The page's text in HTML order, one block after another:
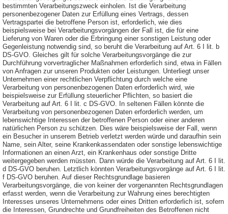
bestimmten Verarbeitungszweck einholen. Ist die Verarbeitung
personenbezogener Daten zur Erfüllung eines Vertrags, dessen
Vertragspartei die betroffene Person ist, erforderlich, wie dies
beispielsweise bei Verarbeitungsvorgängen der Fall ist, die für eine
Lieferung von Waren oder die Erbringung einer sonstigen Leistung oder
Gegenleistung notwendig sind, so beruht die Verarbeitung auf Art. 6 I lit. b
DS-GVO. Gleiches gilt für solche Verarbeitungsvorgänge die zur
Durchführung vorvertraglicher Maßnahmen erforderlich sind, etwa in Fällen
von Anfragen zur unseren Produkten oder Leistungen. Unterliegt unser
Unternehmen einer rechtlichen Verpflichtung durch welche eine
Verarbeitung von personenbezogenen Daten erforderlich wird, wie
beispielsweise zur Erfüllung steuerlicher Pflichten, so basiert die
Verarbeitung auf Art. 6 I lit. c DS-GVO. In seltenen Fällen könnte die
Verarbeitung von personenbezogenen Daten erforderlich werden, um
lebenswichtige Interessen der betroffenen Person oder einer anderen
natürlichen Person zu schützen. Dies wäre beispielsweise der Fall, wenn
ein Besucher in unserem Betrieb verletzt werden würde und daraufhin sein
Name, sein Alter, seine Krankenkassendaten oder sonstige lebenswichtige
Informationen an einen Arzt, ein Krankenhaus oder sonstige Dritte
weitergegeben werden müssten. Dann würde die Verarbeitung auf Art. 6 I lit.
d DS-GVO beruhen. Letztlich könnten Verarbeitungsvorgänge auf Art. 6 I lit.
f DS-GVO beruhen. Auf dieser Rechtsgrundlage basieren
Verarbeitungsvorgänge, die von keiner der vorgenannten Rechtsgrundlagen
erfasst werden, wenn die Verarbeitung zur Wahrung eines berechtigten
Interesses unseres Unternehmens oder eines Dritten erforderlich ist, sofern
die Interessen, Grundrechte und Grundfreiheiten des Betroffenen nicht